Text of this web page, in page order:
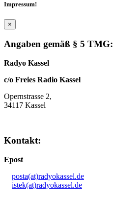
Impressum!
×
Angaben gemäß § 5 TMG:
Radyo Kassel
c/o Freies Radio Kassel
Opernstrasse 2,
34117 Kassel
Kontakt:
Epost
posta(at)radyokassel.de
istek(at)radyokassel.de